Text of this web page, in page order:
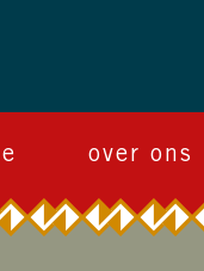
over ons